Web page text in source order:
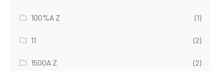
100%A Z (1)
11 (2)
1500A Z (2)